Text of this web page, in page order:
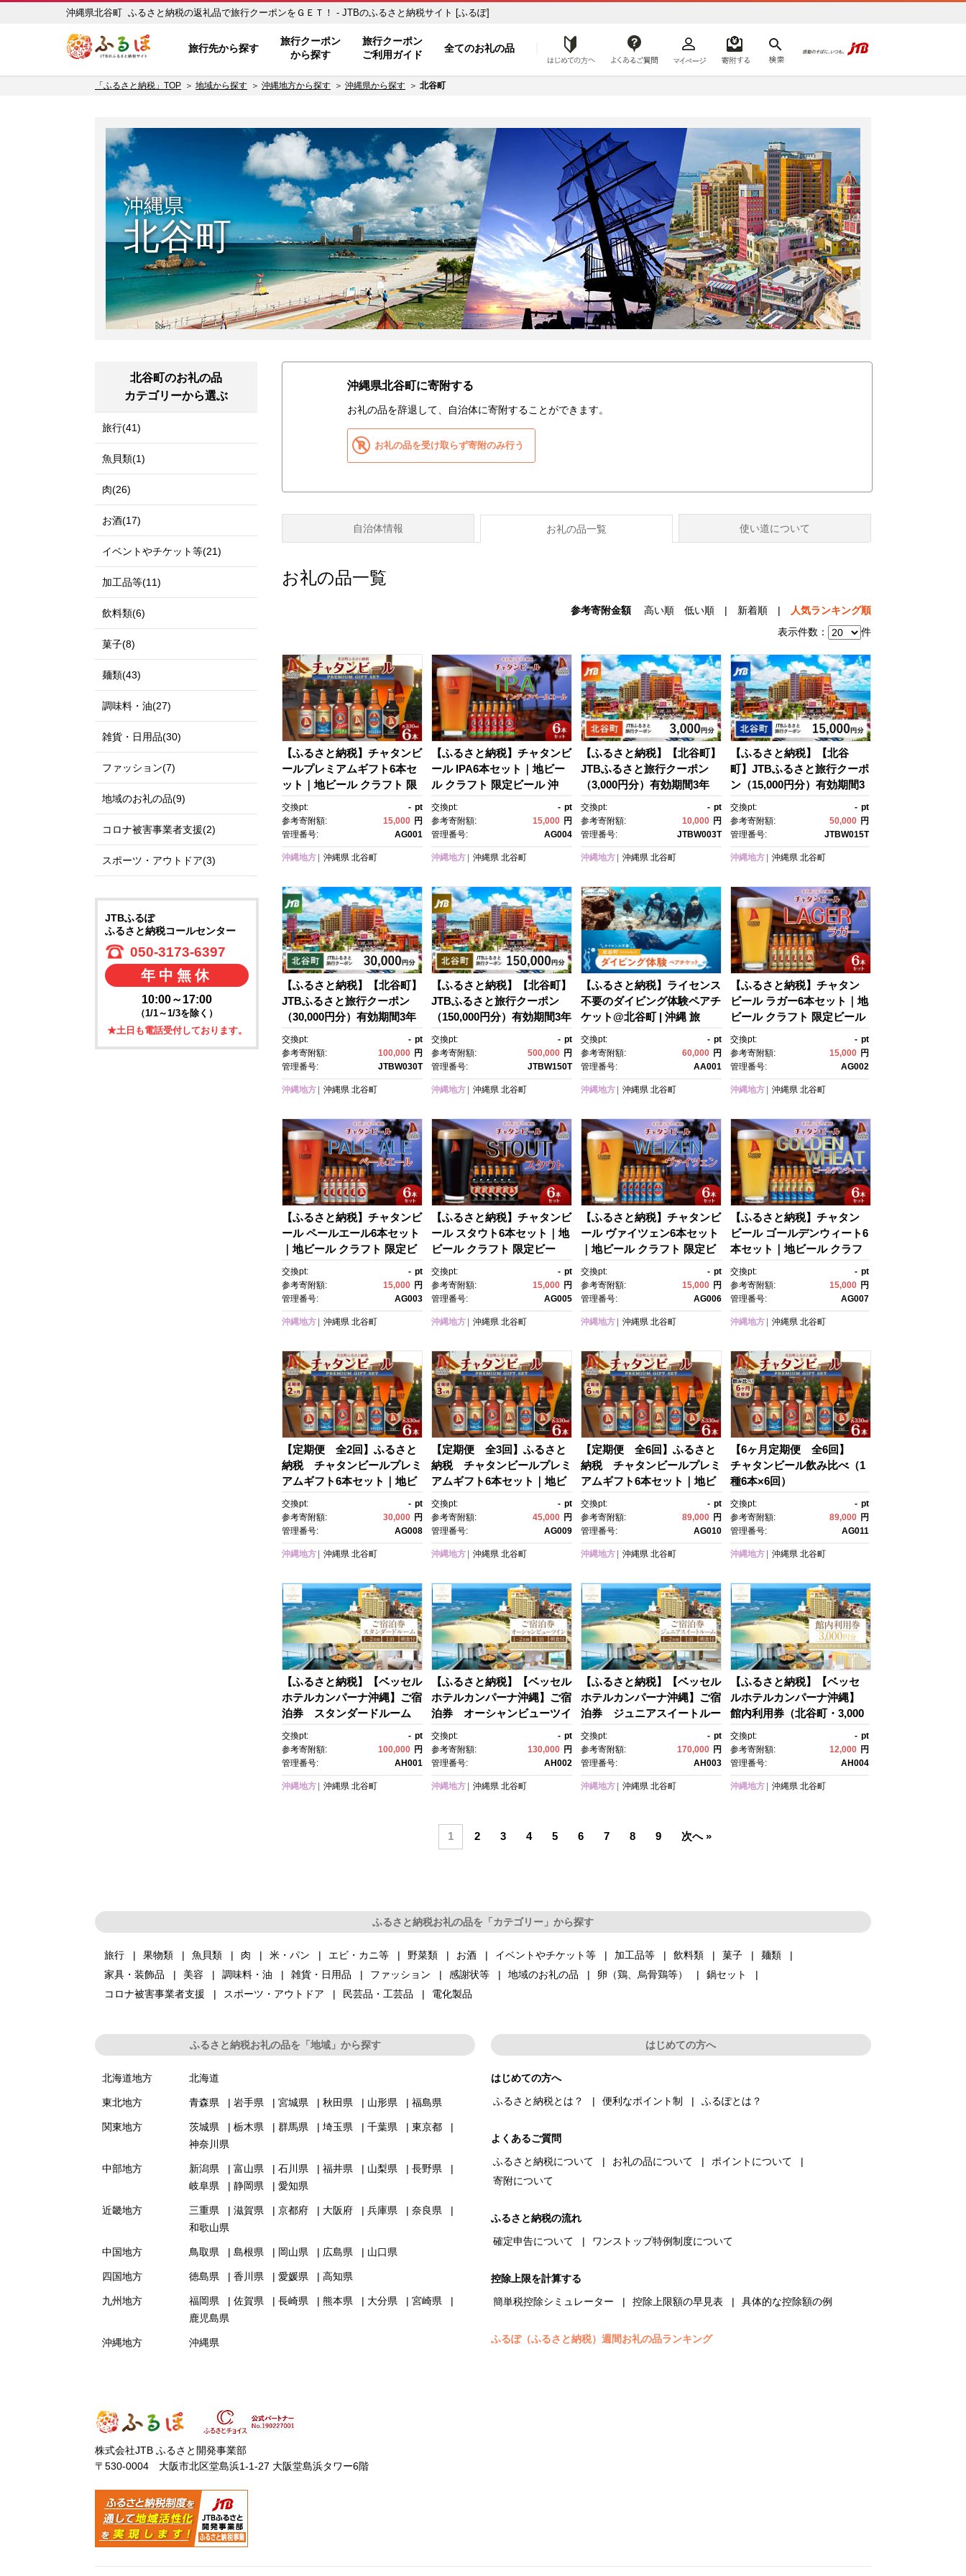
沖縄県北谷町 ふるさと納税の返礼品で旅行クーポンをＧＥＴ！ - JTBのふるさと納税サイト [ふるぽ]
旅行先から探す
旅行クーポン
から探す
旅行クーポン
ご利用ガイド
全てのお礼の品 はじめての方へ
「ふるさと納税」TOP 地域から探す 沖縄地方から探す 沖縄県から探す 北谷町
沖縄県
北谷町
沖縄県北谷町に寄附する
お礼の品を辞退して、自治体に寄附することができます。
お礼の品を受け取らず寄附のみ行う
自治体情報 お礼の品一覧 使い道について
お礼の品一覧
参考寄附金額 高い順 低い順 | 新着順 |
人気ランキング順
表示件数：
件
【ふるさと納税】チャタンビ
ールプレミアムギフト6本セ
ット｜地ビール クラフト 限
定ビール 沖縄 北谷 チャタン
ビール リゾート 旅行 トラベ
ル セットギフト プレゼン
め 送料無料
交換pt: - pt
参考寄附額:
15,000 円
管理番号:
AG001
沖縄地方 沖縄県 北谷町
【ふるさと納税】チャタンビ
ール IPA6本セット｜地ビー
ル クラフト 限定ビール 沖
縄 北谷 チャタンビール リゾ
ート 旅行 トラベル セットギ
フト プレゼント 風景 人気 息
交換pt: - pt
参考寄附額:
15,000 円
管理番号:
AG004
沖縄地方 沖縄県 北谷町
【ふるさと納税】【北谷町】
JTBふるさと旅行クーポン
（3,000円分）有効期間3年
（Eメール発行）｜旅行 トラ
ベル 予約 国内旅行 JTB 宿
泊 観光 体験 旅行券 宿泊
館 チケット 子供 子連れ カッ
クーポン 店頭 オンライン ネ
ット予約 電話 有効期間3年
交換pt: - pt
参考寄附額:
10,000 円
管理番号:
JTBW003T
沖縄地方 沖縄県 北谷町
【ふるさと納税】【北谷
町】JTBふるさと旅行クーポ
ン（15,000円分）有効期間3
年（Eメール発行）｜旅
行 トラベル 予約 国内旅行 J
TB 宿泊 観光 体験 旅行券 宿
ル 旅館 チケット 子供 子連
すめ 旅行クーポン 店頭 オン
ライン ネット予約 電話 有効
期間3年
交換pt: - pt
参考寄附額:
50,000 円
管理番号:
JTBW015T
沖縄地方 沖縄県 北谷町
【ふるさと納税】【北谷町】
JTBふるさと旅行クーポン
（30,000円分）有効期間3年
（Eメール発行）｜旅行 トラ
ベル 予約 国内旅行 JTB 宿
泊 観光 体験 旅行券 宿泊
館 チケット 子供 子連れ カッ
クーポン 店頭 オンライン ネ
ット予約 電話 有効期間3年
交換pt: - pt
参考寄附額:
100,000 円
管理番号:
JTBW030T
沖縄地方 沖縄県 北谷町
【ふるさと納税】【北谷町】
JTBふるさと旅行クーポン
（150,000円分）有効期間3年
（Eメール発行）｜旅行 トラ
ベル 予約 国内旅行 JTB 宿
泊 観光 体験 旅行券 宿泊
館 チケット 子供 子連れ カッ
クーポン 店頭 オンライン ネ
ット予約 電話 有効期間3年
交換pt: - pt
参考寄附額:
500,000 円
管理番号:
JTBW150T
沖縄地方 沖縄県 北谷町
【ふるさと納税】ライセンス
不要のダイビング体験ペアチ
ケット@北谷町 | 沖縄 旅
行 クーポン ホテル 体験 トラ
ベル 人気 おすすめ リゾー
ト チケット 北谷 ちゃたん お
交換pt: - pt
参考寄附額:
60,000 円
管理番号:
AA001
沖縄地方 沖縄県 北谷町
【ふるさと納税】チャタン
ビール ラガー6本セット｜地
ビール クラフト 限定ビール
｜地ビール クラフト 限定ビ
ール 沖縄 北谷 チャタンビー
ル リゾート 旅行 トラベ
ト 風景 人気 息抜き おすす
交換pt: - pt
参考寄附額:
15,000 円
管理番号:
AG002
沖縄地方 沖縄県 北谷町
【ふるさと納税】チャタンビ
ール ペールエール6本セット
｜地ビール クラフト 限定ビ
ール 沖縄 北谷 チャタンビー
ル リゾート 旅行 トラベル セ
ットギフト プレゼント 風
交換pt: - pt
参考寄附額:
15,000 円
管理番号:
AG003
沖縄地方 沖縄県 北谷町
【ふるさと納税】チャタンビ
ール スタウト6本セット｜地
ビール クラフト 限定ビー
ル 沖縄 北谷 チャタンビー
ル リゾート 旅行 トラベル セ
ットギフト プレゼント 風
交換pt: - pt
参考寄附額:
15,000 円
管理番号:
AG005
沖縄地方 沖縄県 北谷町
【ふるさと納税】チャタンビ
ール ヴァイツェン6本セット
｜地ビール クラフト 限定ビ
ール 沖縄 北谷 チャタンビー
ル リゾート 旅行 トラベル セ
ットギフト プレゼント 風
交換pt: - pt
参考寄附額:
15,000 円
管理番号:
AG006
沖縄地方 沖縄県 北谷町
【ふるさと納税】チャタン
ビール ゴールデンウィート6
本セット｜地ビール クラフ
ト 限定ビール 沖縄 北谷 チ
ャタンビール リゾート 旅
行 トラベル セットギフト プ
き おすすめ
交換pt: - pt
参考寄附額:
15,000 円
管理番号:
AG007
沖縄地方 沖縄県 北谷町
【定期便 全2回】ふるさと
納税 チャタンビールプレミ
アムギフト6本セット｜地ビ
ール クラフト 限定ビール 沖
縄 北谷 チャタンビール リゾ
ート 旅行 トラベル セットギ
抜き おすすめ 送料無料
交換pt: - pt
参考寄附額:
30,000 円
管理番号:
AG008
沖縄地方 沖縄県 北谷町
【定期便 全3回】ふるさと
納税 チャタンビールプレミ
アムギフト6本セット｜地ビ
ール クラフト 限定ビール 沖
縄 北谷 チャタンビール リゾ
ート 旅行 トラベル セットギ
抜き おすすめ 送料無料
交換pt: - pt
参考寄附額:
45,000 円
管理番号:
AG009
沖縄地方 沖縄県 北谷町
【定期便 全6回】ふるさと
納税 チャタンビールプレミ
アムギフト6本セット｜地ビ
ール クラフト 限定ビール 沖
縄 北谷 チャタンビール リゾ
ート 旅行 トラベル セットギ
抜き おすすめ 送料無料
交換pt: - pt
参考寄附額:
89,000 円
管理番号:
AG010
沖縄地方 沖縄県 北谷町
【6ヶ月定期便 全6回】
チャタンビール飲み比べ（1
種6本×6回）
交換pt: - pt
参考寄附額:
89,000 円
管理番号:
AG011
沖縄地方 沖縄県 北谷町
【ふるさと納税】【ベッセル
ホテルカンパーナ沖縄】ご宿
泊券 スタンダードルーム
１～2名様1泊朝食付 | 沖
縄 旅行 観光 クーポン トラベ
ル 人気 おすすめ ホテル リゾ
ルクーポン トラベル 北谷 ち
交換pt: - pt
参考寄附額:
100,000 円
管理番号:
AH001
沖縄地方 沖縄県 北谷町
【ふるさと納税】【ベッセル
ホテルカンパーナ沖縄】ご宿
泊券 オーシャンビューツイ
ン 1～2名様1泊朝食付 | 沖
縄 旅行 観光 クーポン トラベ
ル 人気 おすすめ ホテル リゾ
ルクーポン トラベル 北谷 ち
交換pt: - pt
参考寄附額:
130,000 円
管理番号:
AH002
沖縄地方 沖縄県 北谷町
【ふるさと納税】【ベッセル
ホテルカンパーナ沖縄】ご宿
泊券 ジュニアスイートルー
ム １～2名様1泊朝食付 | 沖
縄 旅行 観光 クーポン トラベ
ル 人気 おすすめ ホテル リゾ
ルクーポン トラベル 北谷 ち
交換pt: - pt
参考寄附額:
170,000 円
管理番号:
AH003
沖縄地方 沖縄県 北谷町
【ふるさと納税】【ベッセ
ルホテルカンパーナ沖縄】
館内利用券（北谷町・3,000
円分） | 沖縄 旅行 観光 クー
ポン トラベル 人気 おすす
め ホテル リゾート チケッ
ン トラベル 北谷 ちゃた
交換pt: - pt
参考寄附額:
12,000 円
管理番号:
AH004
沖縄地方 沖縄県 北谷町
1 2 3 4 5 6 7 8 9 次へ »
北谷町のお礼の品
カテゴリーから選ぶ
旅行(41)
魚貝類(1)
肉(26)
お酒(17)
イベントやチケット等(21)
加工品等(11)
飲料類(6)
菓子(8)
麺類(43)
調味料・油(27)
雑貨・日用品(30)
ファッション(7)
地域のお礼の品(9)
コロナ被害事業者支援(2)
スポーツ・アウトドア(3)
JTBふるぽ
ふるさと納税コールセンター
050-3173-6397
年中無休
10:00～17:00
（1/1～1/3を除く）
★土日も電話受付しております。
ふるさと納税お礼の品を「カテゴリー」から探す
旅行 果物類 魚貝類 肉 米・パン エビ・カニ等 野菜類 お酒 イベントやチケット等 加工品等 飲料類 菓子
麺類
家具・装飾品
美容 調味料・油 雑貨・日用品 ファッション 感謝状等 地域のお礼の品 卵（鶏、烏骨鶏等）
鍋セット
コロナ被害事業者支援
スポーツ・アウトドア 民芸品・工芸品 電化製品
ふるさと納税お礼の品を「地域」から探す
北海道地方 北海道
東北地方 青森県 岩手県 宮城県 秋田県 山形県 福島県
関東地方 茨城県 栃木県 群馬県 埼玉県 千葉県
東京都
神奈川県
中部地方 新潟県 富山県 石川県 福井県 山梨県
長野県
岐阜県
静岡県 愛知県
近畿地方 三重県 滋賀県 京都府 大阪府 兵庫県
奈良県
和歌山県
中国地方 鳥取県 島根県 岡山県 広島県 山口県
四国地方 徳島県 香川県 愛媛県 高知県
九州地方 福岡県 佐賀県 長崎県 熊本県 大分県
宮崎県
鹿児島県
沖縄地方 沖縄県
はじめての方へ
はじめての方へ
ふるさと納税とは？
便利なポイント制 ふるぽとは？
よくあるご質問
ふるさと納税について
お礼の品について
ポイントについて
寄附について
ふるさと納税の流れ
確定申告について
ワンストップ特例制度について
控除上限を計算する
簡単税控除シミュレーター
控除上限額の早見表 具体的な控除額の例
ふるぽ（ふるさと納税）週間お礼の品ランキング
株式会社JTB ふるさと開発事業部
〒530-0004 大阪市北区堂島浜1-1-27 大阪堂島浜タワー6階